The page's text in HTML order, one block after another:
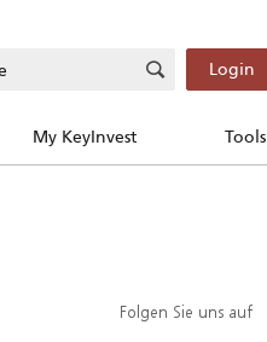
Login
My KeyInvest Tools
Folgen Sie uns auf